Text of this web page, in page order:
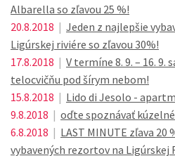
Albarella so zľavou 25 %!
20.8.2018 | Jeden z najlepšie
Ligúrskej riviére so zľavou 30%!
17.8.2018 | V termíne 8. 9. – 16. 9.
telocvičňu pod šírym nebom!
15.8.2018 | Lido di Jesolo -
9.8.2018 | oďte spoznávať
6.8.2018 | LAST MINUTE zľava 20
vybavených rezortov na Ligúrskej